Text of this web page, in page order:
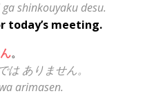
shinkouyaku desu.
meeting.
。
ありません。
arimasen.